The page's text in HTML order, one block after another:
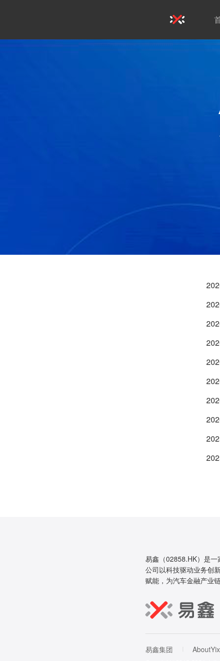
易鑫（02858.HK）是
公司以科技驱动业务创
赋能，为汽车金融产业
易鑫集团